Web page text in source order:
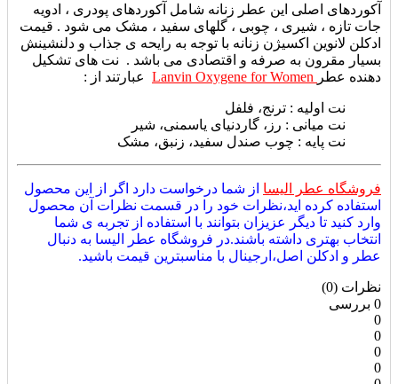
آکوردهای اصلی این عطر زنانه شامل آکوردهای پودری ، ادویه
جات تازه ، شیری ، چوبی ، گلهای سفید ، مشک می شود . قیمت
ادکلن لانوین اکسیژن زنانه با توجه به رایحه ی جذاب و دلنشینش
بسیار مقرون به صرفه و اقتصادی می باشد . نت های تشکیل
دهنده عطر
عبارتند از :
نت اولیه : ترنج، فلفل
نت میانی : رز، گاردنیای یاسمنی، شیر
نت پایه : چوب صندل سفید، زنبق، مشک
فروشگاه عطر الیسا از شما درخواست دارد اگر از این محصول
استفاده کرده اید،نظرات خود را در قسمت نظرات آن محصول
وارد کنید تا دیگر عزیزان بتوانند با استفاده از تجربه ی شما
انتخاب بهتری داشته باشند.در فروشگاه عطر الیسا به دنبال
عطر و ادکلن اصل،ارجینال با مناسبترین قیمت باشید.
نظرات (0)
0 بررسی
0
0
0
0